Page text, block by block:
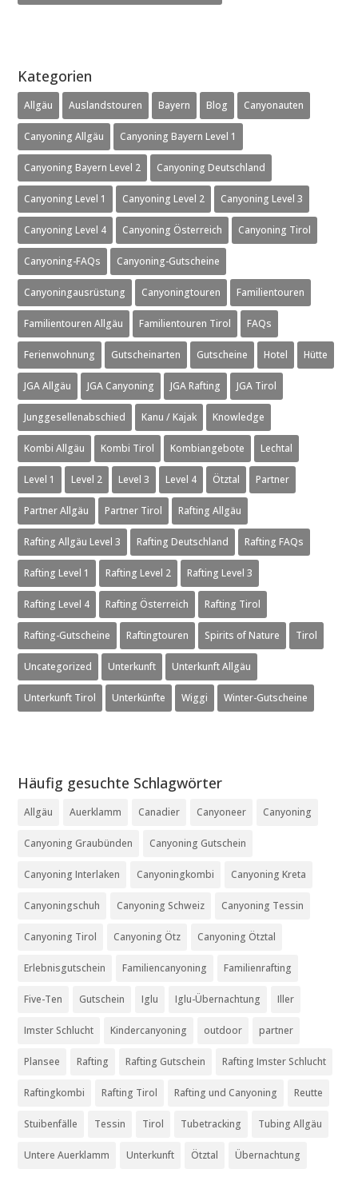
Kategorien
Allgäu Auslandstouren Bayern Blog Canyonauten
Canyoning Allgäu Canyoning Bayern Level 1
Canyoning Bayern Level 2 Canyoning Deutschland
Canyoning Level 1 Canyoning Level 2 Canyoning Level 3
Canyoning Level 4 Canyoning Österreich Canyoning Tirol
Canyoning-FAQs Canyoning-Gutscheine
Canyoningausrüstung Canyoningtouren Familientouren
Familientouren Allgäu Familientouren Tirol FAQs
Ferienwohnung Gutscheinarten Gutscheine Hotel Hütte
JGA Allgäu JGA Canyoning JGA Rafting JGA Tirol
Junggesellenabschied Kanu / Kajak Knowledge
Kombi Allgäu Kombi Tirol Kombiangebote Lechtal
Level 1 Level 2 Level 3 Level 4 Ötztal Partner
Partner Allgäu Partner Tirol Rafting Allgäu
Rafting Allgäu Level 3 Rafting Deutschland Rafting FAQs
Rafting Level 1 Rafting Level 2 Rafting Level 3
Rafting Level 4 Rafting Österreich Rafting Tirol
Rafting-Gutscheine Raftingtouren Spirits of Nature Tirol
Uncategorized Unterkunft Unterkunft Allgäu
Unterkunft Tirol Unterkünfte Wiggi Winter-Gutscheine
Häufig gesuchte Schlagwörter
Allgäu Auerklamm Canadier Canyoneer Canyoning
Canyoning Graubünden Canyoning Gutschein
Canyoning Interlaken Canyoningkombi Canyoning Kreta
Canyoningschuh Canyoning Schweiz Canyoning Tessin
Canyoning Tirol Canyoning Ötz Canyoning Ötztal
Erlebnisgutschein Familiencanyoning Familienrafting
Five-Ten Gutschein Iglu Iglu-Übernachtung Iller
Imster Schlucht Kindercanyoning outdoor partner
Plansee Rafting Rafting Gutschein Rafting Imster Schlucht
Raftingkombi Rafting Tirol Rafting und Canyoning Reutte
Stuibenfälle Tessin Tirol Tubetracking Tubing Allgäu
Untere Auerklamm Unterkunft Ötztal Übernachtung